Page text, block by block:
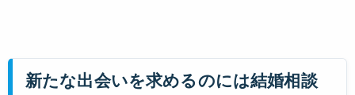
新たな出会いを求めるのには結婚相談